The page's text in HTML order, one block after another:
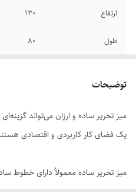
ارتفاع ۱۳۰
طول ۸۰
توضیحات
میز تحریر ساده و ارزان می‌تواند
یک فضای کار کاربردی و اقتصادی
میز تحریر ساده معمولاً دارای خطوط